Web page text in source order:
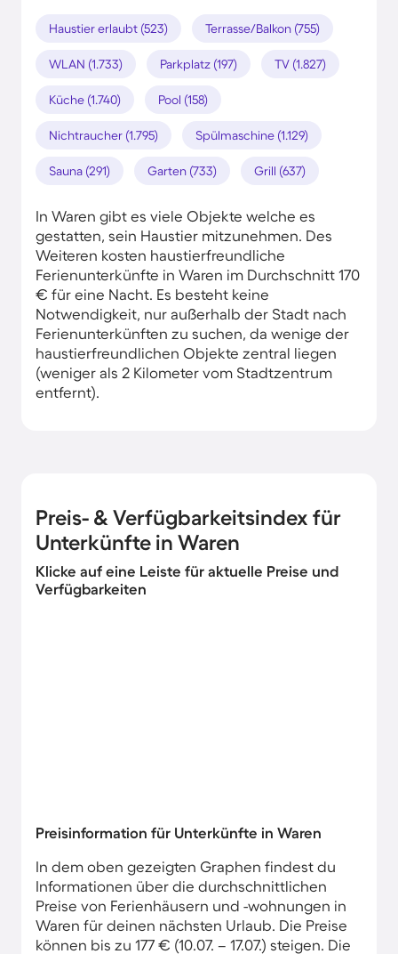
Haustier erlaubt (523) Terrasse/Balkon (755)
WLAN (1.733) Parkplatz (197) TV (1.827)
Küche (1.740) Pool (158)
Nichtraucher (1.795) Spülmaschine (1.129)
Sauna (291) Garten (733) Grill (637)
In Waren gibt es viele Objekte welche es
gestatten, sein Haustier mitzunehmen. Des
Weiteren kosten haustierfreundliche
Ferienunterkünfte in Waren im Durchschnitt 170
€ für eine Nacht. Es besteht keine
Notwendigkeit, nur außerhalb der Stadt nach
Ferienunterkünften zu suchen, da wenige der
haustierfreundlichen Objekte zentral liegen
(weniger als 2 Kilometer vom Stadtzentrum
entfernt).
Preis- & Verfügbarkeitsindex für
Unterkünfte in Waren
Klicke auf eine Leiste für aktuelle Preise und
Verfügbarkeiten
Preisinformation für Unterkünfte in Waren
In dem oben gezeigten Graphen findest du
Informationen über die durchschnittlichen
Preise von Ferienhäusern und -wohnungen in
Waren für deinen nächsten Urlaub. Die Preise
können bis zu 177 € (10.07. – 17.07.) steigen. Die